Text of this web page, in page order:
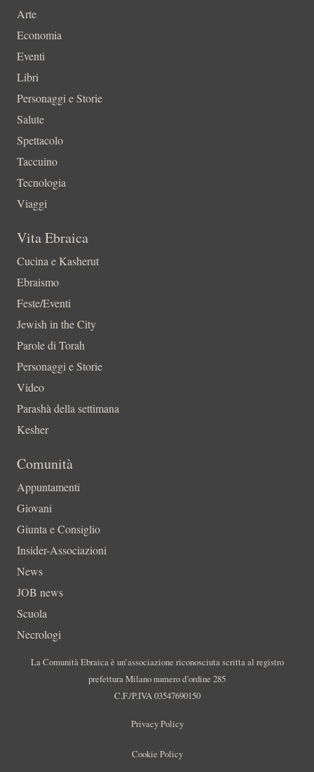
Arte
Economia
Eventi
Libri
Personaggi e Storie
Salute
Spettacolo
Taccuino
Tecnologia
Viaggi
Vita Ebraica
Cucina e Kasherut
Ebraismo
Feste/Eventi
Jewish in the City
Parole di Torah
Personaggi e Storie
Video
Parashà della settimana
Kesher
Comunità
Appuntamenti
Giovani
Giunta e Consiglio
Insider-Associazioni
News
JOB news
Scuola
Necrologi
La Comunità Ebraica è un’associazione riconosciuta scritta al registro
prefettura Milano numero d’ordine 285
C.F./P.IVA 03547690150
Privacy Policy
Cookie Policy